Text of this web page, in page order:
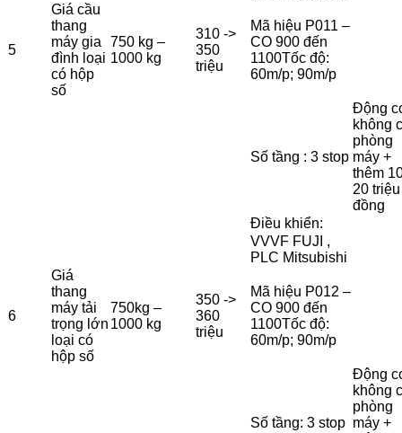
5
Giá cầu
thang
máy gia
đình loại
có hộp
số
750 kg –
1000 kg
310 ->
350
triệu
Mã hiệu P011 –
CO 900 đến
1100Tốc độ:
60m/p; 90m/p
Số tầng : 3 stop
Động
không
phòng
máy +
thêm
20 triệu
đồng
Điều khiển:
VVVF FUJI ,
PLC Mitsubishi
6
Giá
thang
máy tải
trọng lớn
loại có
hộp số
750kg –
1000 kg
350 ->
360
triệu
Mã hiệu P012 –
CO 900 đến
1100Tốc độ:
60m/p; 90m/p
Số tầng: 3 stop
Động
không
phòng
máy +